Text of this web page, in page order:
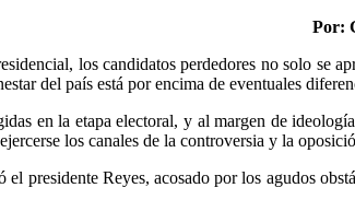
Por:
los candidatos perdedores no solo se
del país está por encima de eventuales
en la etapa electoral, y al margen de
los canales de la controversia y la
presidente Reyes, acosado por los agudos